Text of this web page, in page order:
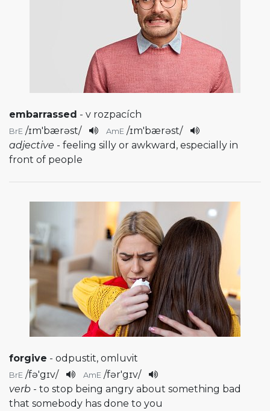
embarrassed - v rozpacích
BrE /ɪm'bærəst/ AmE /ɪm'bærəst/
adjective - feeling silly or awkward, especially in
front of people
forgive - odpustit, omluvit
BrE /fə'gɪv/ AmE /fər'gɪv/
verb - to stop being angry about something bad
that somebody has done to you